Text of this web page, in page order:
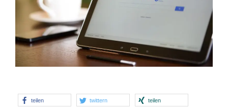
teilen twittern teilen